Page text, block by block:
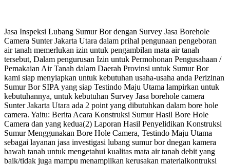
Jasa Inspeksi Lubang Sumur Bor dengan Survey Jasa Borehole
Camera Sunter Jakarta Utara dalam prihal pengunaan pengeboran
air tanah memerlukan izin untuk pengambilan mata air tanah
tersebut, Dalam pengurusan Izin untuk Permohonan Pengusahaan /
Pemakaian Air Tanah dalam Daerah Provinsi untuk Sumur Bor
kami siap menyiapkan untuk kebutuhan usaha-usaha anda Perizinan
Sumur Bor SIPA yang siap Testindo Maju Utama lampirkan untuk
kebutuhannya, untuk kebutuhan Survey Jasa borehole camera
Sunter Jakarta Utara ada 2 point yang dibutuhkan dalam bore hole
camera. Yaitu: Berita Acara Konstruksi Sumur Hasil Bore Hole
Camera dan yang kedua(2) Laporan Hasil Penyelidikan Konstruksi
Sumur Menggunakan Bore Hole Camera, Testindo Maju Utama
sebagai layanan jasa investigasi lubang sumur bor dnegan kamera
bawah tanah untuk mengetahui kualitas mata air tanah debit yang
baik/tidak juga mampu menampilkan kerusakan materialkontruksi